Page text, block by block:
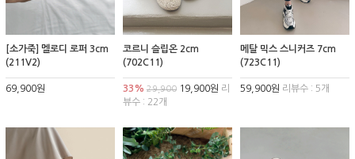
[소가죽] 멜로디 로퍼 3cm
(211V2)
69,900원
코르니 슬립온 2cm
(702C11)
33% 29,90019,900원 리
뷰수 : 22개
메탈 믹스 스니커즈 7cm
(723C11)
59,900원 리뷰수 : 5개